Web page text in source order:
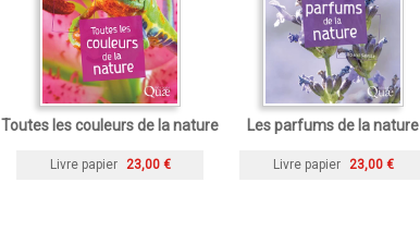
Toutes les couleurs de la nature
Livre papier 23,00 €
Les parfums de la nature
Livre papier 23,00 €